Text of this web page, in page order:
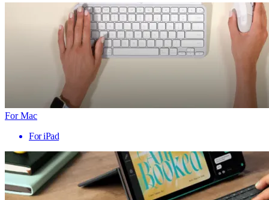
For Mac
For iPad